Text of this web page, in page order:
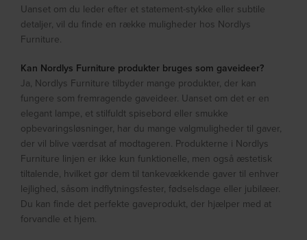
Uanset om du leder efter et statement-stykke eller subtile
detaljer, vil du finde en række muligheder hos Nordlys
Furniture.
Kan Nordlys Furniture produkter bruges som gaveideer?
Ja, Nordlys Furniture tilbyder mange produkter, der kan
fungere som fremragende gaveideer. Uanset om det er en
elegant lampe, et stilfuldt spisebord eller smukke
opbevaringsløsninger, har du mange valgmuligheder til gaver,
der vil blive værdsat af modtageren. Produkterne i Nordlys
Furniture linjen er ikke kun funktionelle, men også æstetisk
tiltalende, hvilket gør dem til tankevækkende gaver til enhver
lejlighed, såsom indflytningsfester, fødselsdage eller jubilæer.
Du kan finde det perfekte gaveprodukt, der hjælper med at
forvandle et hjem.